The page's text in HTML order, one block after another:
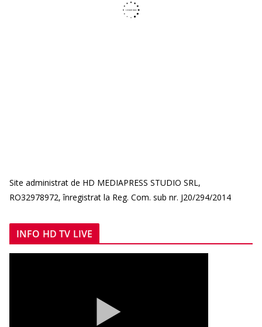
Site administrat de HD MEDIAPRESS STUDIO SRL,
RO32978972, înregistrat la Reg. Com. sub nr. J20/294/2014
INFO HD TV LIVE